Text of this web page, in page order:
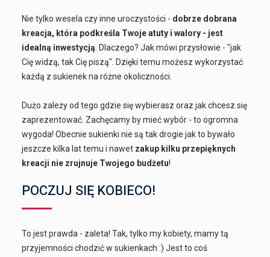
Nie tylko wesela czy inne uroczystości - dobrze dobrana
kreacja, która podkreśla Twoje atuty i walory - jest
idealną inwestycją . Dlaczego? Jak mówi przysłowie - "jak
Cię widzą, tak Cię piszą". Dzięki temu możesz wykorzystać
każdą z sukienek na różne okoliczności.
Dużo zależy od tego gdzie się wybierasz oraz jak chcesz się
zaprezentować. Zachęcamy by mieć wybór - to ogromna
wygoda! Obecnie sukienki nie są tak drogie jak to bywało
jeszcze kilka lat temu i nawet zakup kilku przepięknych
kreacji nie zrujnuje Twojego budżetu!
POCZUJ SIĘ KOBIECO!
To jest prawda - zaleta! Tak, tylko my kobiety, mamy tą
przyjemności chodzić w sukienkach :) Jest to coś